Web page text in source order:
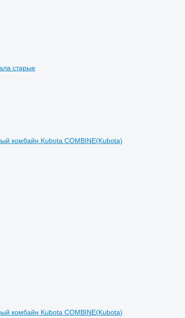
старые
комбайн Kubota COMBINE(Kubota)
комбайн Kubota COMBINE(Kubota)